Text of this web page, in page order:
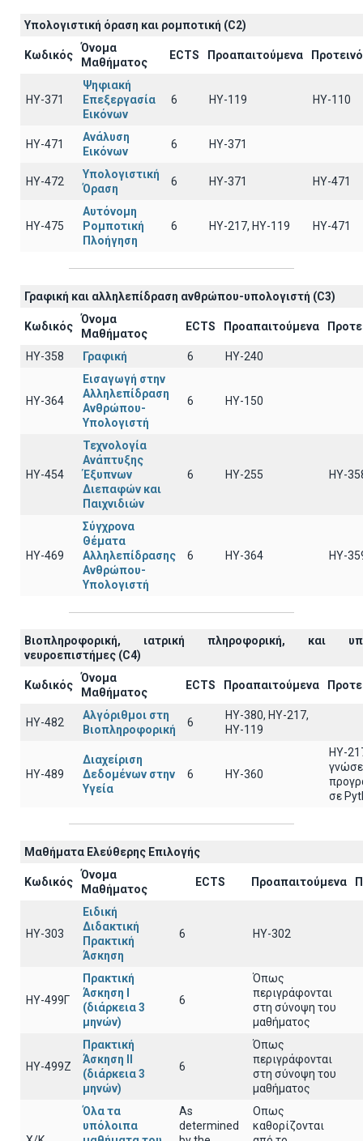
Υπολογιστική όραση και ρομποτική (C2)
Κωδικός
Όνομα
Μαθήματος
ECTS Προαπαιτούμενα
ΗΥ-371
Ψηφιακή
Επεξεργασία
Εικόνων
6 ΗΥ-119 ΗΥ-110
ΗΥ-471
Ανάλυση
Εικόνων
6 ΗΥ-371
ΗΥ-472
Υπολογιστική
Όραση
6 ΗΥ-371 ΗΥ-471
ΗΥ-475
Αυτόνομη
Ρομποτική
Πλοήγηση
6 HY-217, HY-119 ΗΥ-471
Γραφική και αλληλεπίδραση ανθρώπου-υπολογιστή (C3)
Κωδικός
Όνομα
Μαθήματος
ECTS Προαπαιτούμενα
ΗΥ-358 Γραφική 6 HY-240
ΗΥ-364
Εισαγωγή στην
Αλληλεπίδραση
Ανθρώπου-
Υπολογιστή
6 ΗΥ-150
ΗΥ-454
Τεχνολογία
Ανάπτυξης
Έξυπνων
Διεπαφών και
Παιχνιδιών
6 ΗΥ-255 ΗΥ-
ΗΥ-469
Σύγχρονα
Θέματα
Αλληλεπίδρασης
Ανθρώπου-
Υπολογιστή
6 ΗΥ-364 ΗΥ-
Βιοπληροφορική, ιατρική πληροφορική, και
νευροεπιστήμες (C4)
Κωδικός
Όνομα
Μαθήματος
ECTS Προαπαιτούμενα
ΗΥ-482
Αλγόριθμοι στη
Βιοπληροφορική
6
HY-380, HY-217,
HY-119
ΗΥ-489
Διαχείριση
Δεδομένων στην
Υγεία
6 ΗΥ-360
ΗΥ-
σε
Μαθήματα Ελεύθερης Επιλογής
Κωδικός
Όνομα
Μαθήματος
ECTS Προαπαιτούμενα
ΗΥ-303
Ειδική
Διδακτική
Πρακτική
Άσκηση
6 ΗΥ-302
ΗΥ-499Γ
Πρακτική
Άσκηση Ι
(διάρκεια 3
μηνών)
6
Όπως
περιγράφονται
στη σύνοψη του
μαθήματος
ΗΥ-499Ζ
Πρακτική
Άσκηση ΙΙ
(διάρκεια 3
μηνών)
6
Όπως
περιγράφονται
στη σύνοψη του
μαθήματος
Όλα τα
υπόλοιπα
As
determined
Οπως
καθορίζονται